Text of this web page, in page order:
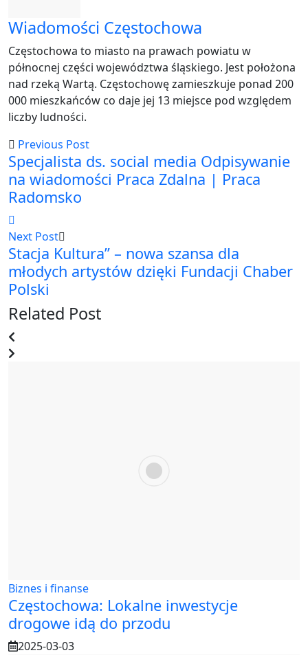
Wiadomości Częstochowa
Częstochowa to miasto na prawach powiatu w
północnej części województwa śląskiego. Jest położona
nad rzeką Wartą. Częstochowę zamieszkuje ponad 200
000 mieszkańców co daje jej 13 miejsce pod względem
liczby ludności.
Previous Post
Specjalista ds. social media Odpisywanie
na wiadomości Praca Zdalna | Praca
Radomsko
Next Post
Stacja Kultura” – nowa szansa dla
młodych artystów dzięki Fundacji Chaber
Polski
Related Post
Biznes i finanse
Częstochowa: Lokalne inwestycje
drogowe idą do przodu
2025-03-03